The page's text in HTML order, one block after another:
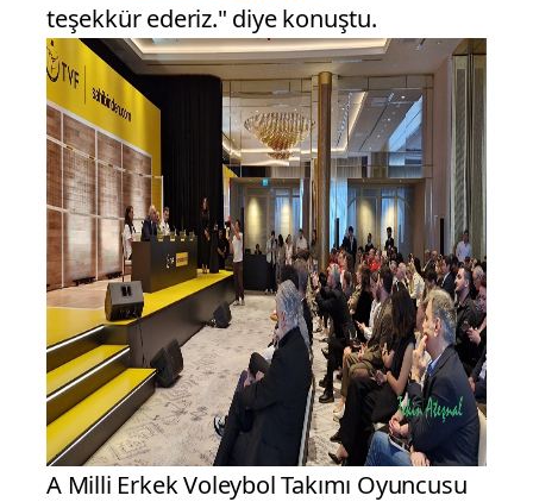
teşekkür ederiz." diye konuştu.
A Milli Erkek Voleybol Takımı Oyuncusu